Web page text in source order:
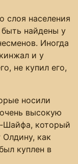
слоя населения
найдены у
Иногда
и у
не купил его,
носили
высокую
Шайфа, который
как
куплен в